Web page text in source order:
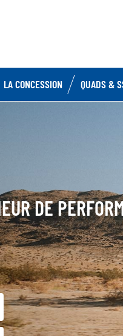
LA CONCESSION QUADS &
DE